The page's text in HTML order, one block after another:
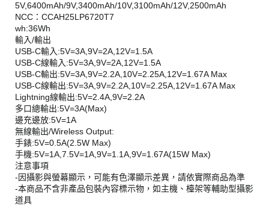
5V,6400mAh/9V,3400mAh/10V,3100mAh/12V,2500mAh
NCC：CCAH25LP6720T7
wh:36Wh
輸入/輸出
USB-C輸入:5V=3A,9V=2A,12V=1.5A
USB-C線輸入:5V=3A,9V=2A,12V=1.5A
USB-C輸出:5V=3A,9V=2.2A,10V=2.25A,12V=1.67A Max
USB-C線輸出:5V=3A,9V=2.2A,10V=2.25A,12V=1.67A Max
Lightning線輸出:5V=2.4A,9V=2.2A
多口總輸出:5V=3A(Max)
邊充邊放:5V=1A
無線輸出/Wireless Output:
手錶:5V=0.5A(2.5W Max)
手機:5V=1A,7.5V=1A,9V=1.1A,9V=1.67A(15W Max)
注意事項
-因攝影與螢幕顯示，可能有色澤顯示差異，請依實際商品為準
-本商品不含非產品包裝內容標示物，如主機、檯架等輔助型攝影
道具